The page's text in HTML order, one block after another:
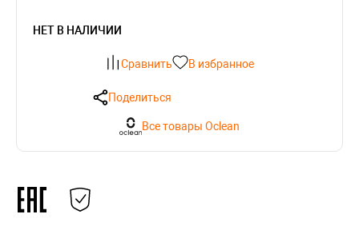
НЕТ В НАЛИЧИИ
Сравнить В избранное
Поделиться
Все товары Oclean